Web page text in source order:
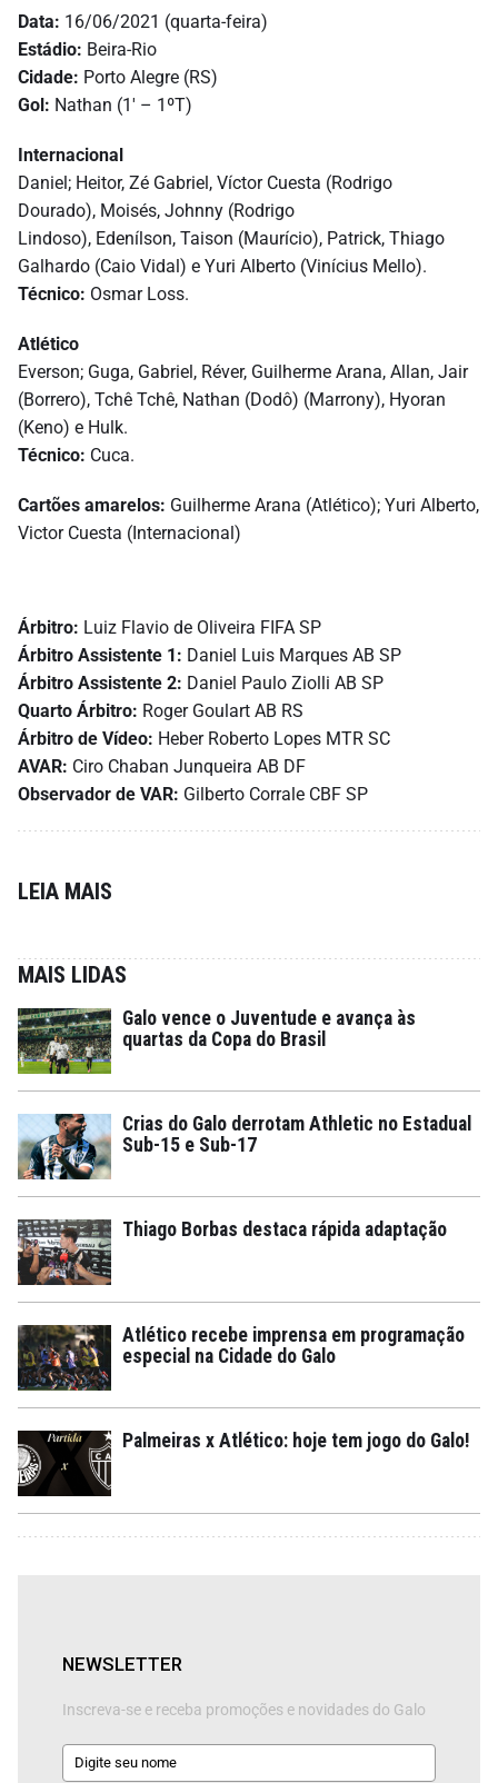
Data: 16/06/2021 (quarta-feira)
Estádio: Beira-Rio
Cidade: Porto Alegre (RS)
Gol: Nathan (1′ – 1ºT)
Internacional
Daniel; Heitor, Zé Gabriel, Víctor Cuesta (Rodrigo
Dourado), Moisés, Johnny (Rodrigo
Lindoso), Edenílson, Taison (Maurício), Patrick, Thiago
Galhardo (Caio Vidal) e Yuri Alberto (Vinícius Mello).
Técnico: Osmar Loss.
Atlético
Everson; Guga, Gabriel, Réver, Guilherme Arana, Allan, Jair
(Borrero), Tchê Tchê, Nathan (Dodô) (Marrony), Hyoran
(Keno) e Hulk.
Técnico: Cuca.
Cartões amarelos: Guilherme Arana (Atlético); Yuri Alberto,
Victor Cuesta (Internacional)
Árbitro: Luiz Flavio de Oliveira FIFA SP
Árbitro Assistente 1: Daniel Luis Marques AB SP
Árbitro Assistente 2: Daniel Paulo Ziolli AB SP
Quarto Árbitro: Roger Goulart AB RS
Árbitro de Vídeo: Heber Roberto Lopes MTR SC
AVAR: Ciro Chaban Junqueira AB DF
Observador de VAR: Gilberto Corrale CBF SP
LEIA MAIS
MAIS LIDAS
Galo vence o Juventude e avança às
quartas da Copa do Brasil
Crias do Galo derrotam Athletic no Estadual
Sub-15 e Sub-17
Thiago Borbas destaca rápida adaptação
Atlético recebe imprensa em programação
especial na Cidade do Galo
Palmeiras x Atlético: hoje tem jogo do Galo!
NEWSLETTER
Inscreva-se e receba promoções e novidades do Galo